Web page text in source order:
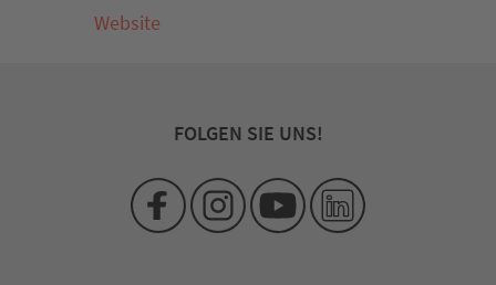
Website
FOLGEN SIE UNS!